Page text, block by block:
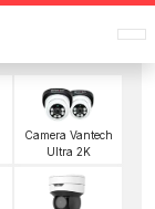
Camera Vantech
Ultra 2K